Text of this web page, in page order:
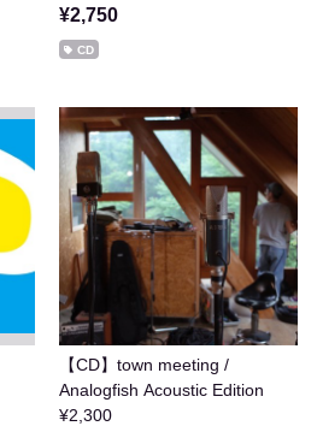
¥2,750
CD
【CD】town meeting /
Analogfish Acoustic Edition
¥2,300